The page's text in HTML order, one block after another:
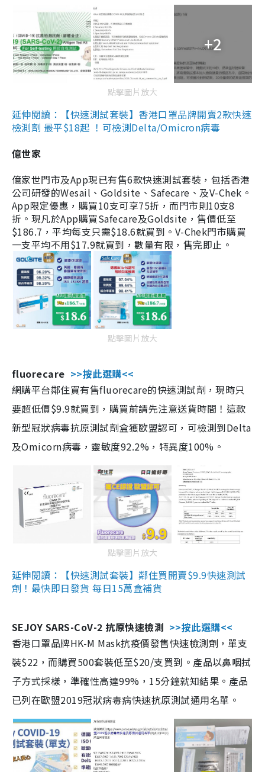
+2
點擊圖片放大
延伸閱讀：【快速測試套裝】香港口罩品牌開賣2款快速
檢測劑 最平$18起 ！可檢測Delta/Omicron病毒
億世家
億家世門市及App現已有售6款快速測試套裝，包括香港
公司研發的Wesail、Goldsite、Safecare、及V-Chek。
App限定優惠，購買10支可享75折，而門市則10支8
折。現凡於App購買Safecare及Goldsite，售價低至
$186.7，平均每支只需$18.6就買到。V-Chek門市購買
一支平均不用$17.9就買到，數量有限，售完即止。
點擊圖片放大
fluorecare >>按此選購<<
網購平台鄰住買有售fluorecare的快速測試劑，現時只
要超低價$9.9就買到，購買前請先注意送貨時間！這款
新型冠狀病毒抗原測試劑盒獲歐盟認可，可檢測到Delta
及Omicorn病毒，靈敏度92.2%，特異度100%。
點擊圖片放大
延伸閱讀：【快速測試套裝】鄰住買開賣$9.9快速測試
劑！最快即日發貨 每日15萬盒補貨
SEJOY SARS-CoV-2 抗原快速檢測 >>按此選購<<
香港口罩品牌HK-M Mask抗疫價發售快速檢測劑，單支
裝$22，而購買500套裝低至$20/支買到。產品以鼻咽拭
子方式採樣，準確性高達99%，15分鐘就知結果。產品
已列在歐盟2019冠狀病毒病快速抗原測試通用名單。